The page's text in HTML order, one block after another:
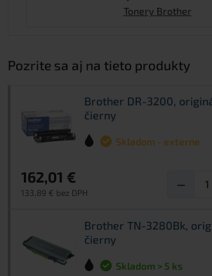
Tonery Brother
Pozrite sa aj na tieto produkty
Brother DR-3200,
čierny
Skladom - externe
162,01 €
133,89 € bez DPH −
Brother TN-3280Bk,
čierny
Skladom > 5 ks